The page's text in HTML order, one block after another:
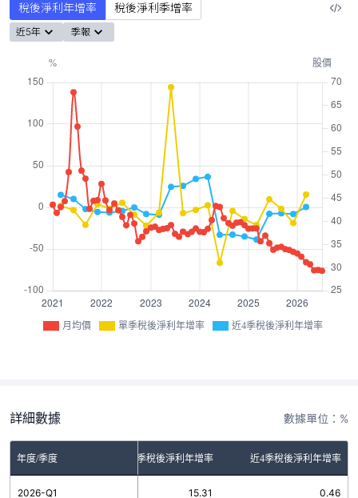
稅後淨利年增率 稅後淨利季增率
近5年 季報
月均價 單季稅後淨利年增率 近4季稅後淨利年增率
詳細數據 數據單位：%
年度/季度 單季稅後淨利年增率 近4季稅後淨利年增率
2026-Q1 15.31 0.46